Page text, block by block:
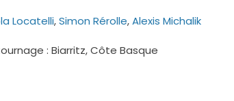
Locatelli,Simon Rérolle,Alexis Michalik
: Biarritz, Côte Basque